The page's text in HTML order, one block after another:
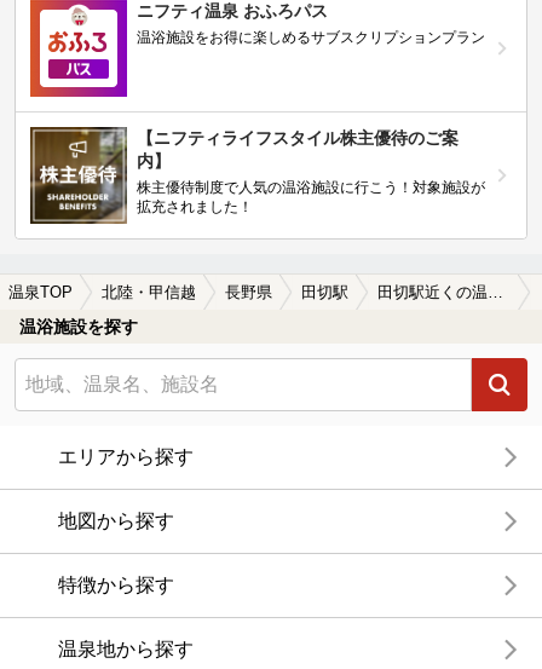
ニフティ温泉 おふろパス
温浴施設をお得に楽しめるサブスクリプションプラン
【ニフティライフスタイル株主優待のご案
内】
株主優待制度で人気の温浴施設に行こう！対象施設が
拡充されました！
温泉TOP 北陸・甲信越 長野県 田切駅 田切駅近くの温泉宿・温泉旅館・ホテルおすすめ(2026年版)
温浴施設を探す
エリアから探す
地図から探す
特徴から探す
温泉地から探す